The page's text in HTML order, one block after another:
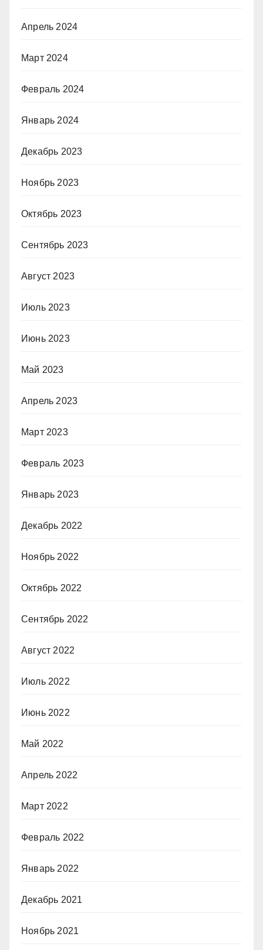
Апрель 2024
Март 2024
Февраль 2024
Январь 2024
Декабрь 2023
Ноябрь 2023
Октябрь 2023
Сентябрь 2023
Август 2023
Июль 2023
Июнь 2023
Май 2023
Апрель 2023
Март 2023
Февраль 2023
Январь 2023
Декабрь 2022
Ноябрь 2022
Октябрь 2022
Сентябрь 2022
Август 2022
Июль 2022
Июнь 2022
Май 2022
Апрель 2022
Март 2022
Февраль 2022
Январь 2022
Декабрь 2021
Ноябрь 2021